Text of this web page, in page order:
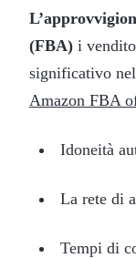
(FBA) i
significativo
Amazon FBA
Idoneità
La rete di
Tempi di